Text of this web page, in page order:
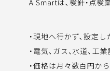
A Smartは、検針・点検
・現地へ行かず、設定
・電気、ガス、水道、
・価格は月々数百円か